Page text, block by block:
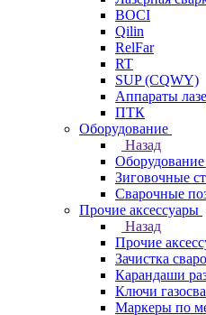
BOCI
Qilin
RelFar
RT
SUP (CQWY)
Аппараты
ПТК
Оборудование
Назад
Оборудование
Зиговочные
Сварочные
Прочие аксессуары
Назад
Прочие
Зачистка
Карандаши
Ключи
Маркеры по